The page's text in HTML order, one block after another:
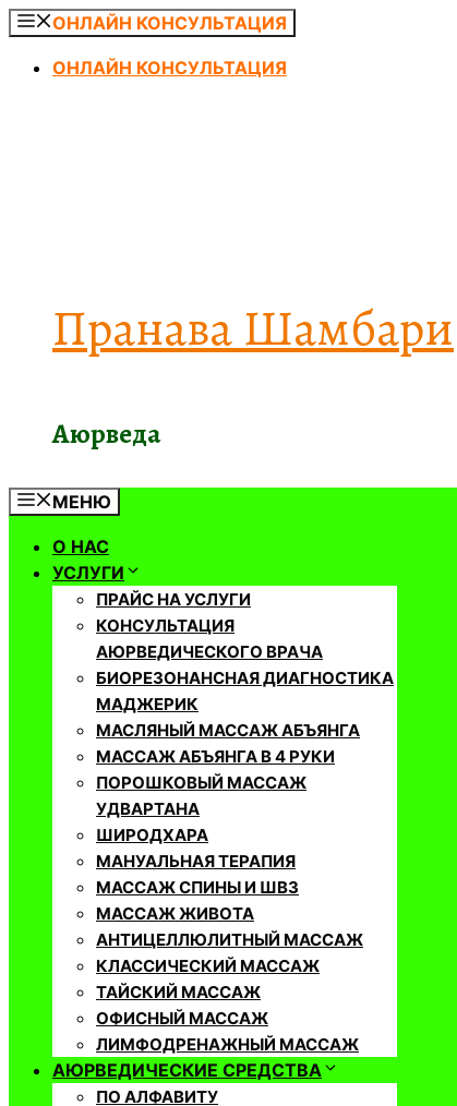
Перейти
содержимому
ОНЛАЙН КОНСУЛЬТАЦИЯ
ОНЛАЙН КОНСУЛЬТАЦИЯ
Пранава Шамбари
Аюрведа
МЕНЮ
О НАС
УСЛУГИ
ПРАЙС НА УСЛУГИ
КОНСУЛЬТАЦИЯ
АЮРВЕДИЧЕСКОГО ВРАЧА
БИОРЕЗОНАНСНАЯ ДИАГНОСТИКА
МАДЖЕРИК
МАСЛЯНЫЙ МАССАЖ АБЪЯНГА
МАССАЖ АБЪЯНГА В 4 РУКИ
ПОРОШКОВЫЙ МАССАЖ
УДВАРТАНА
ШИРОДХАРА
МАНУАЛЬНАЯ ТЕРАПИЯ
МАССАЖ СПИНЫ И ШВЗ
МАССАЖ ЖИВОТА
АНТИЦЕЛЛЮЛИТНЫЙ МАССАЖ
КЛАССИЧЕСКИЙ МАССАЖ
ТАЙСКИЙ МАССАЖ
ОФИСНЫЙ МАССАЖ
ЛИМФОДРЕНАЖНЫЙ МАССАЖ
АЮРВЕДИЧЕСКИЕ СРЕДСТВА
ПО АЛФАВИТУ